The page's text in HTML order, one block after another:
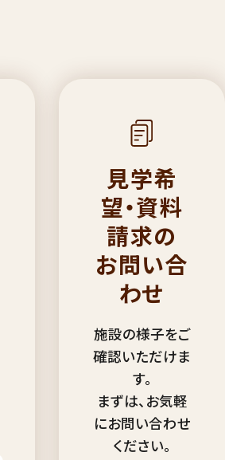
見学希
望・資料
請求の
お問い合
わせ
施設の様子をご
確認いただけま
す。
まずは、お気軽
にお問い合わせ
ください。